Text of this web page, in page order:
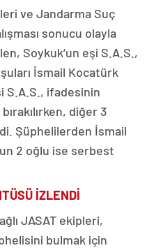
ve Jandarma Suç
sonucu olayla
Soykuk’un eşi S.A.S.,
İsmail Kocatürk
S.A.S., ifadesinin
diğer 3
Şüphelilerden İsmail
2 oğlu ise serbest
İZLENDİ
JASAT ekipleri,
bulmak için